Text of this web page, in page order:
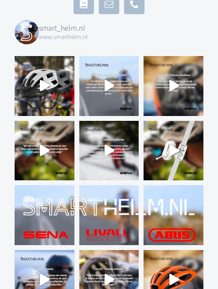
smart_helm.nl
www.smarthelm.nl